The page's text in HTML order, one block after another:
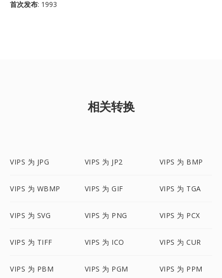
首次发布: 1993
相关转换
VIPS 为 JPG VIPS 为 JP2 VIPS 为 BMP
VIPS 为 WBMP VIPS 为 GIF VIPS 为 TGA
VIPS 为 SVG VIPS 为 PNG VIPS 为 PCX
VIPS 为 TIFF VIPS 为 ICO VIPS 为 CUR
VIPS 为 PBM VIPS 为 PGM VIPS 为 PPM